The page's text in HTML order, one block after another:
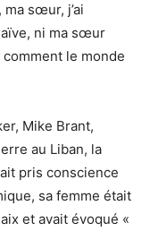
sœur, j’ai
ni ma sœur
comment le monde
Mike Brant,
au Liban, la
pris conscience
sa femme était
et avait évoqué «